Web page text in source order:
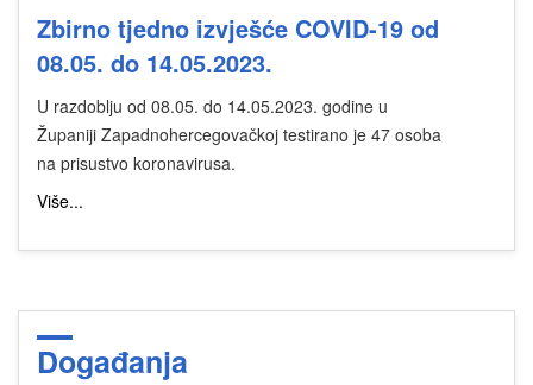
Zbirno tjedno izvješće COVID-19 od
08.05. do 14.05.2023.
U razdoblju od 08.05. do 14.05.2023. godine u
Županiji Zapadnohercegovačkoj testirano je 47 osoba
na prisustvo koronavirusa.
Više...
Događanja